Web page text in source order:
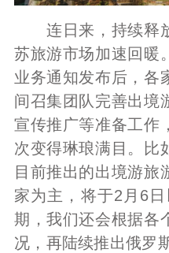
连日来，持续释放
苏旅游市场加速回暖
业务通知发布后，各
间召集团队完善出境
宣传推广等准备工作
次变得琳琅满目。比
目前推出的出境游旅
家为主，将于2月6
期，我们还会根据各
况，再陆续推出俄罗